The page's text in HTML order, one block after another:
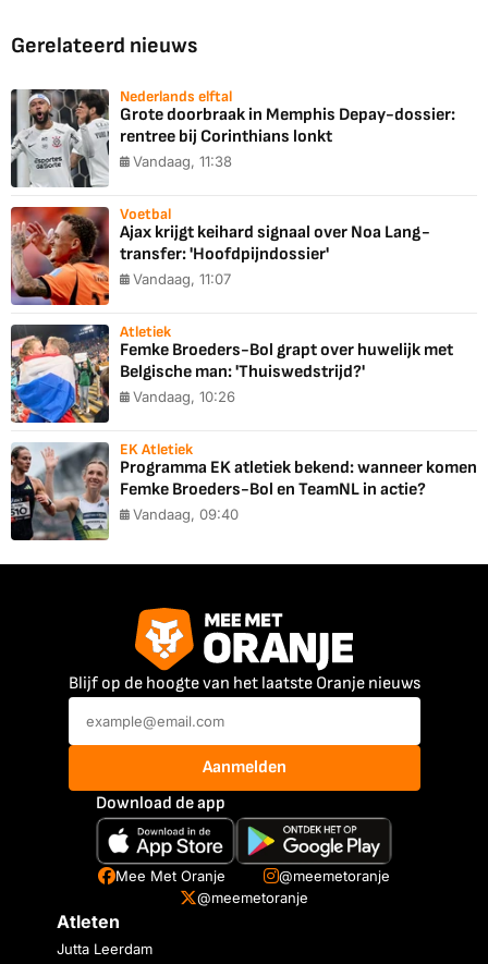
Gerelateerd nieuws
Nederlands elftal
Grote doorbraak in Memphis Depay-dossier:
rentree bij Corinthians lonkt
Vandaag, 11:38
Voetbal
Ajax krijgt keihard signaal over Noa Lang-
transfer: 'Hoofdpijndossier'
Vandaag, 11:07
Atletiek
Femke Broeders-Bol grapt over huwelijk met
Belgische man: 'Thuiswedstrijd?'
Vandaag, 10:26
EK Atletiek
Programma EK atletiek bekend: wanneer komen
Femke Broeders-Bol en TeamNL in actie?
Vandaag, 09:40
Blijf op de hoogte van het laatste Oranje nieuws
Aanmelden
Download de app
Mee Met Oranje
@meemetoranje
@meemetoranje
Atleten
Jutta Leerdam